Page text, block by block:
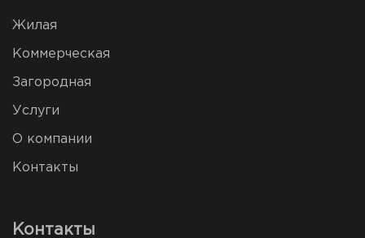
Жилая
Коммерческая
Загородная
Услуги
О компании
Контакты
Контакты